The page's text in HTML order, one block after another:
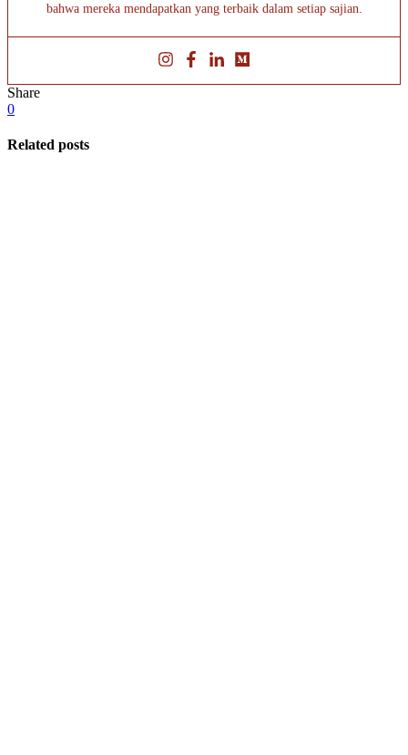
bahwa mereka mendapatkan yang terbaik dalam setiap sajian.
Share
0
Related posts